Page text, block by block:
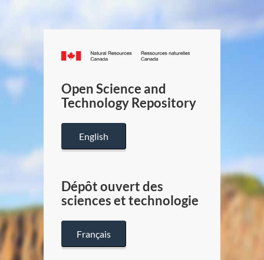
Canada.ca
/
Canada
Open Science and
Technology Repository
English
Dépôt ouvert des
sciences et technologie
Français